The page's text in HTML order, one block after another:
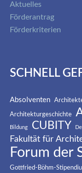
Aktuelles
Förderantrag
Förderkriterien
SCHNELL
Absolventen
Architekturgeschichte
Bildung CUBITY
Fakultät für
Forum der
Gottfried-Böhm-